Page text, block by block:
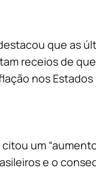
que as
receios de
nos Estados
um
e o